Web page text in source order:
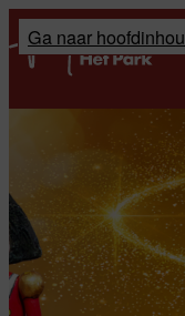
Ga naar